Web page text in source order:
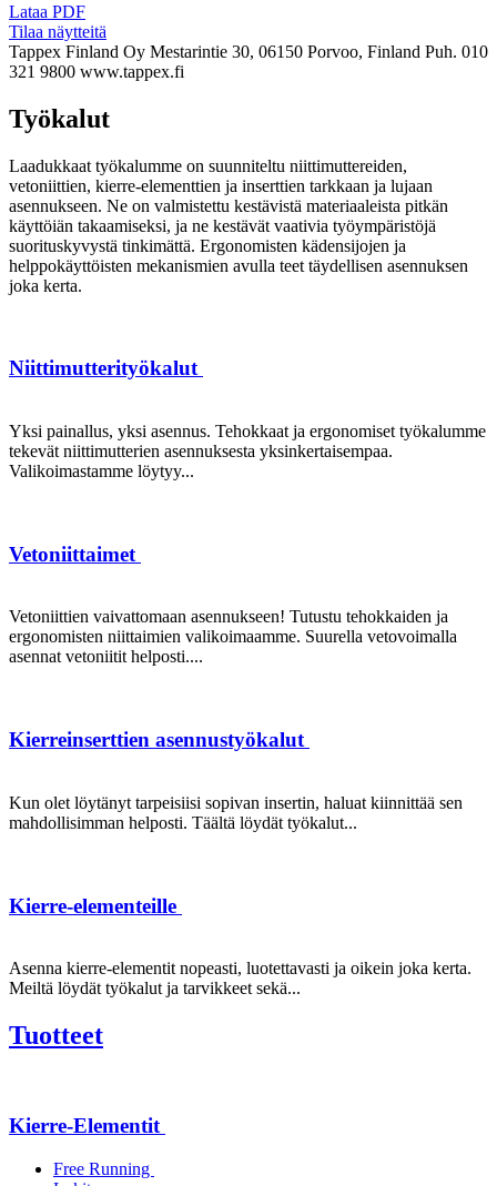
Lataa PDF
Tilaa näytteitä
Tappex Finland Oy Mestarintie 30, 06150 Porvoo, Finland Puh. 010
321 9800 www.tappex.fi
Työkalut
Laadukkaat työkalumme on suunniteltu niittimuttereiden,
vetoniittien, kierre-elementtien ja inserttien tarkkaan ja lujaan
asennukseen. Ne on valmistettu kestävistä materiaaleista pitkän
käyttöiän takaamiseksi, ja ne kestävät vaativia työympäristöjä
suorituskyvystä tinkimättä. Ergonomisten kädensijojen ja
helppokäyttöisten mekanismien avulla teet täydellisen asennuksen
joka kerta.
Niittimutterityökalut
Yksi painallus, yksi asennus. Tehokkaat ja ergonomiset työkalumme
tekevät niittimutterien asennuksesta yksinkertaisempaa.
Valikoimastamme löytyy...
Vetoniittaimet
Vetoniittien vaivattomaan asennukseen! Tutustu tehokkaiden ja
ergonomisten niittaimien valikoimaamme. Suurella vetovoimalla
asennat vetoniitit helposti....
Kierreinserttien asennustyökalut
Kun olet löytänyt tarpeisiisi sopivan insertin, haluat kiinnittää sen
mahdollisimman helposti. Täältä löydät työkalut...
Kierre-elementeille
Asenna kierre-elementit nopeasti, luotettavasti ja oikein joka kerta.
Meiltä löydät työkalut ja tarvikkeet sekä...
Tuotteet
Kierre-Elementit
Free Running